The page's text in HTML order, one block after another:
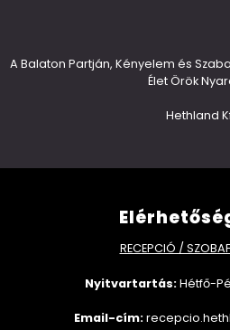
A Balaton Partján, Kényelem és
Élet Örök
Hethland
RECEPCIÓ /
Nyitvartartás:Hétfő-
Email-cím: